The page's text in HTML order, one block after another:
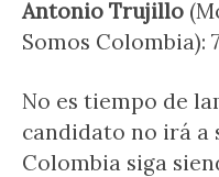
Antonio Trujillo
Somos Colombia):
No es tiempo de
candidato no irá a
Colombia siga